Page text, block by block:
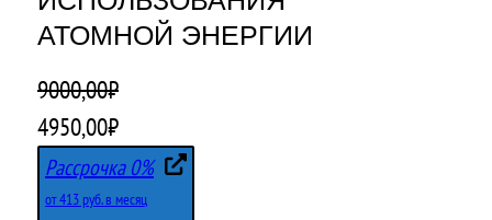
АТОМНОЙ ЭНЕРГИИ
9000,00₽
П
р
4950,00₽Т
е
к
Рассрочка 0%
от 413 руб. в месяц